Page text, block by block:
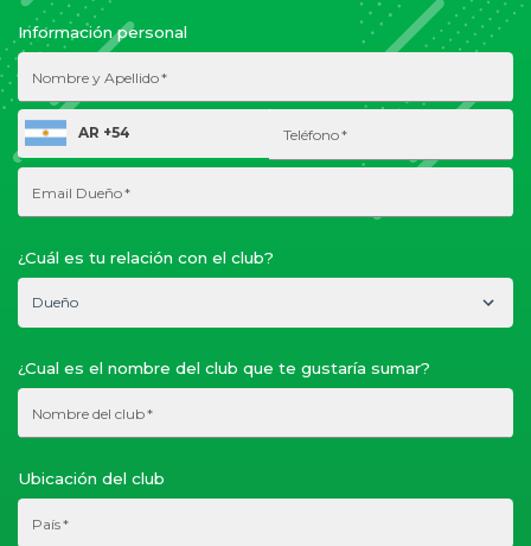
Información personal
Nombre y Apellido*
AR +54 Teléfono*
Email Dueño*
¿Cuál es tu relación con el club?
Dueño
Dueño
Empleado / Encargado
Otro
¿Cual es el nombre del club que te gustaría sumar?
Nombre del club*
Ubicación del club
País*